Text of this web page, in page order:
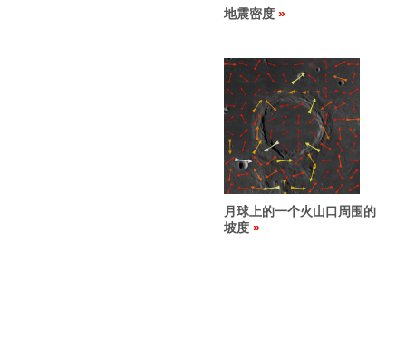
地震密度
月球上的一个火山口周围的
坡度